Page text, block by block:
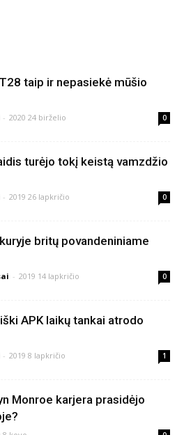
taip ir nepasiekė mūšio
- 2020 24 birželio 0
turėjo tokį keistą vamzdžio
- 2019 26 lapkričio 0
britų povandeniniame
- 2019 14 lapkričio 0
APK laikų tankai atrodo
- 2019 8 lapkričio 1
Monroe karjera prasidėjo